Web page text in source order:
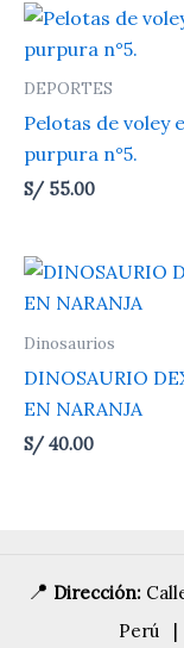
DEPORTES
Pelotas de voley
purpura n°5.
S/55.00
Dinosaurios
DINOSAURIO
EN NARANJA
S/40.00
📍 Dirección:
Perú |